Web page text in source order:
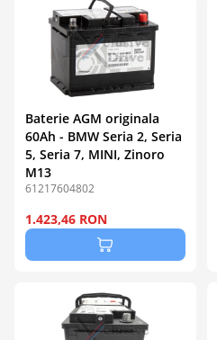
Baterie AGM originala
60Ah - BMW Seria 2, Seria
5, Seria 7, MINI, Zinoro
M13
61217604802
1.423,46 RON